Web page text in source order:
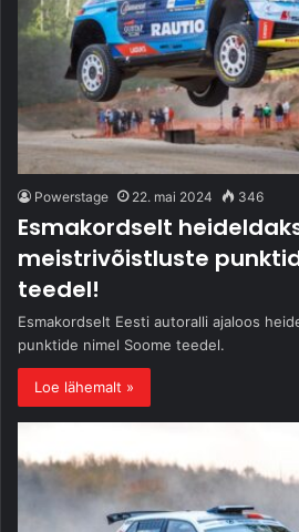
Powerstage 22. mai 2024 346
Esmakordselt
meistrivõistluste
teedel!
Esmakordselt Eesti autoralli ajaloos
punktide nimel Soome teedel.
Loe lähemalt »